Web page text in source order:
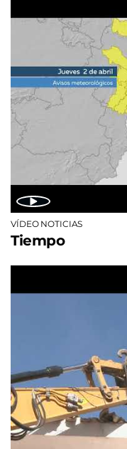
VÍDEO NOTICIAS
Tiempo